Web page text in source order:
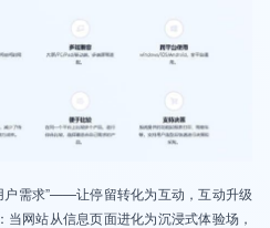
户需求”——让停留转化为互动，互动升级
网站从信息页面进化为沉浸式体验场，